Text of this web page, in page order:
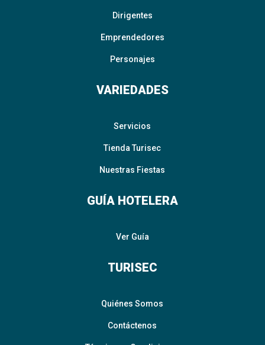
Dirigentes
Emprendedores
Personajes
VARIEDADES
Servicios
Tienda Turisec
Nuestras Fiestas
GUÍA HOTELERA
Ver Guía
TURISEC
Quiénes Somos
Contáctenos